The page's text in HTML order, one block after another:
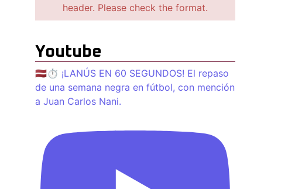
header. Please check the format.
Youtube
🇱🇻⏱️ ¡LANÚS EN 60 SEGUNDOS! El repaso
de una semana negra en fútbol, con mención
a Juan Carlos Nani.